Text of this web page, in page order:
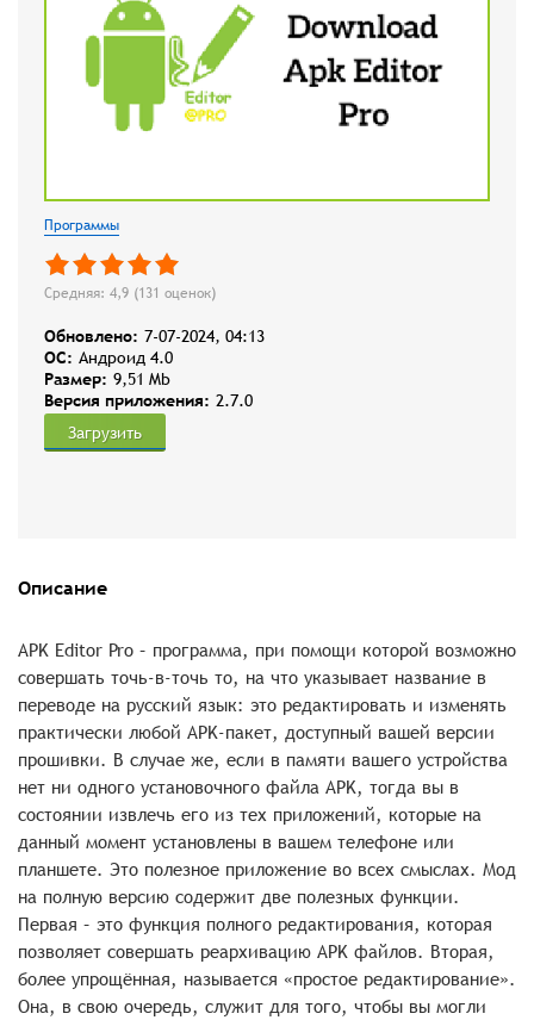
Программы
Средняя: 4,9 (131 оценок)
Обновлено: 7-07-2024, 04:13
OC: Андроид 4.0
Размер: 9,51 Mb
Версия приложения: 2.7.0
Загрузить
Описание
APK Editor Pro – программа, при помощи которой возможно
совершать точь-в-точь то, на что указывает название в
переводе на русский язык: это редактировать и изменять
практически любой APK-пакет, доступный вашей версии
прошивки. В случае же, если в памяти вашего устройства
нет ни одного установочного файла APK, тогда вы в
состоянии извлечь его из тех приложений, которые на
данный момент установлены в вашем телефоне или
планшете. Это полезное приложение во всех смыслах. Мод
на полную версию содержит две полезных функции.
Первая – это функция полного редактирования, которая
позволяет совершать реархивацию APK файлов. Вторая,
более упрощённая, называется «простое редактирование».
Она, в свою очередь, служит для того, чтобы вы могли